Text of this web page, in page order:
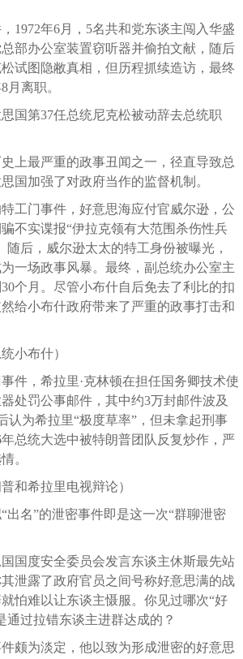
1972年6月，5名共和党东谈主闯入华盛
部办公室装置窃听器并偷拍文献，随后
试图隐敝真相，但历程抓续造访，最终
月离职。
思国第37任总统尼克松被动辞去总统职
上最严重的政事丑闻之一，径直导致总
国加强了对政府当作的监督机制。
工门事件，好意思海应付官威尔逊，公
不实谍报“伊拉克领有大范围杀伤性兵
随后，威尔逊太太的特工身份被曝光，
一场政事风暴。最终，副总统办公室主
个月。尽管小布什自后免去了利比的扣
给小布什政府带来了严重的政事打击和
小布什）
件，希拉里·克林顿在担任国务卿技术使
处罚公事邮件，其中约3万封邮件波及
认为希拉里“极度草率”，但未拿起刑事
总统大选中被特朗普团队反复炒作，严
。
普和希拉里电视辩论）
出名”的泄密事件即是这一次“群聊泄密
国度安全委员会发言东谈主休斯最先站
泄露了政府官员之间号称好意思满的战
怕难以让东谈主慑服。你见过哪次“好
通过拉错东谈主进群达成的？
颇为淡定，他以致为形成泄密的好意思